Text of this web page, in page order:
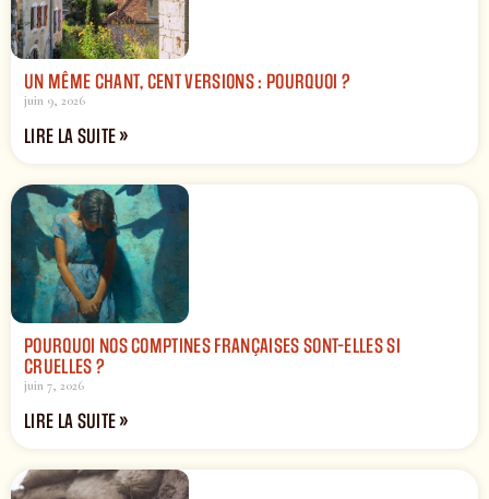
UN MÊME CHANT, CENT VERSIONS : POURQUOI ?
juin 9, 2026
LIRE LA SUITE »
POURQUOI NOS COMPTINES FRANÇAISES SONT-ELLES SI
CRUELLES ?
juin 7, 2026
LIRE LA SUITE »